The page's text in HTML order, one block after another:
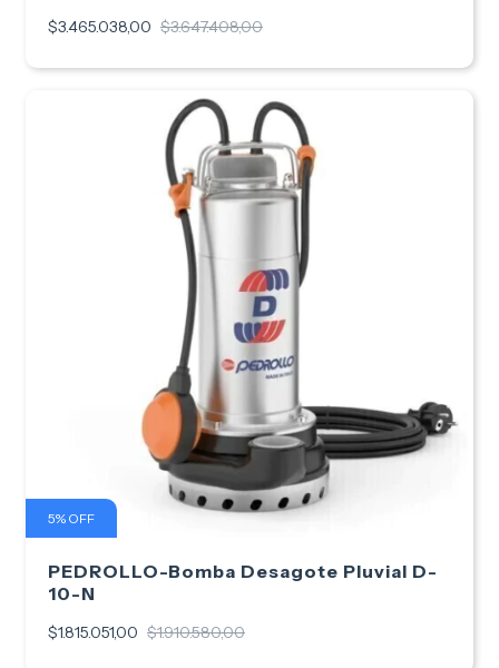
$3.465.038,00 $3.647.408,00
5% OFF
PEDROLLO-Bomba Desagote Pluvial D-
10-N
$1.815.051,00 $1.910.580,00